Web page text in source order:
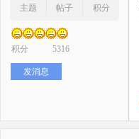
主题
帖子
积分
积分 5316
发消息